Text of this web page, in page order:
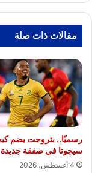
مقالات ذات صلة
رسميًا.. بتروجت يضم
سيجوتا في صفقة جديدة
4 أغسطس، 2026